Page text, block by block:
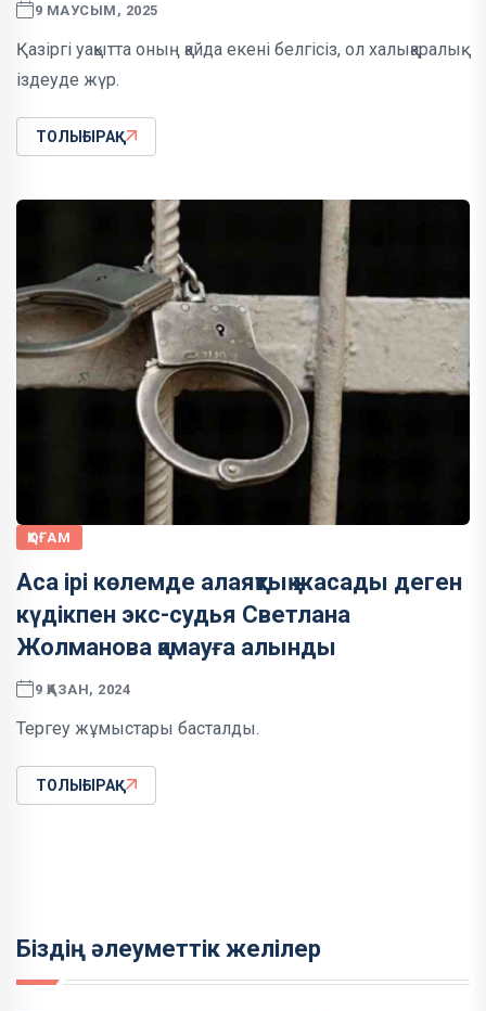
9 МАУСЫМ, 2025
Қазіргі уақытта оның қайда екені белгісіз, ол халықаралық
іздеуде жүр.
ТОЛЫҒЫРАҚ
ҚОҒАМ
Аса ірі көлемде алаяқтық жасады деген
күдікпен экс-судья Светлана
Жолманова қамауға алынды
9 ҚАЗАН, 2024
Тергеу жұмыстары басталды.
ТОЛЫҒЫРАҚ
Біздің әлеуметтік желілер